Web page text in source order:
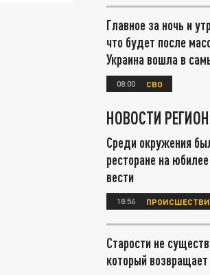
Главное за ночь и
что будет после
Украина вошла в
08:00 СВО
НОВОСТИ
Среди окружения
ресторане на
вести
18:56
Старости не
который